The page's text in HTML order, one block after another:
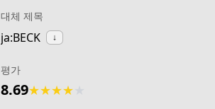
대체 제목
ja:BECK ↓
평가
8.69★★★★